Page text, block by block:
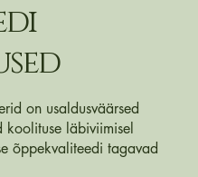
on usaldusväärsed
koolituse läbiviimisel
õppekvaliteedi tagavad